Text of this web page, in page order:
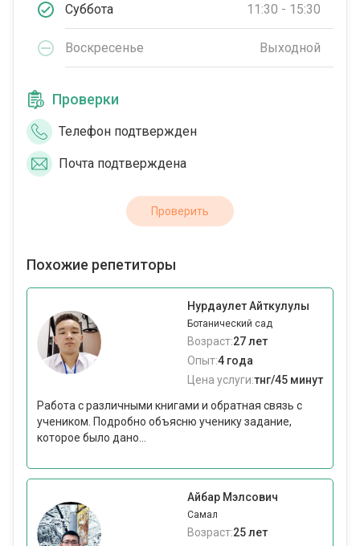
Суббота 11:30 - 15:30
Воскресенье Выходной
Проверки
Телефон подтвержден
Почта подтверждена
Проверить
Похожие репетиторы
Нурдаулет Айткулулы
Ботанический сад
Возраст:27 лет
Опыт:4 года
Цена услуги:тнг/45 минут
Работа с различными книгами и обратная связь с
учеником. Подробно объясню ученику задание,
которое было дано...
Айбар Мэлсович
Самал
Возраст:25 лет